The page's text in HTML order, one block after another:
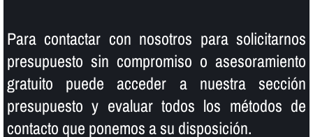
Para contactar con nosotros para solicitarnos
presupuesto sin compromiso o asesoramiento
gratuito puede acceder a nuestra sección
presupuesto y evaluar todos los métodos de
contacto que ponemos a su disposición.